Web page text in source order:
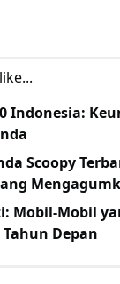
Indonesia:
Scoopy
Mobil-Mobil
Depan